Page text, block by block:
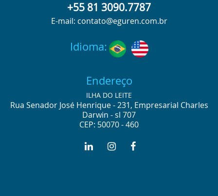
+55 81 3090.7787
E-mail: contato@eguren.com.br
Idioma:
Endereço
ILHA DO LEITE
Rua Senador José Henrique - 231, Empresarial Charles
Darwin - sl 707
CEP: 50070 - 460